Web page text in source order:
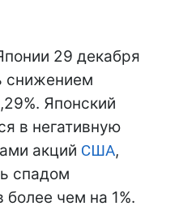
29 декабря
снижением
Японский
в негативную
акций США,
спадом
чем на 1%.